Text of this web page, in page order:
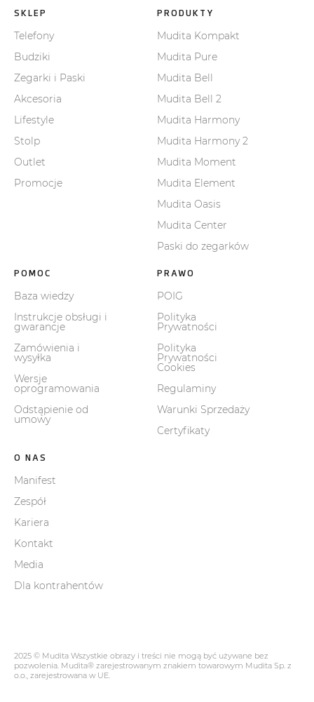
SKLEP
Telefony
Budziki
Zegarki i Paski
Akcesoria
Lifestyle
Stolp
Outlet
Promocje
PRODUKTY
Mudita Kompakt
Mudita Pure
Mudita Bell
Mudita Bell 2
Mudita Harmony
Mudita Harmony 2
Mudita Moment
Mudita Element
Mudita Oasis
Mudita Center
Paski do zegarków
POMOC
Baza wiedzy
Instrukcje obsługi i
gwarancje
Zamówienia i
wysyłka
Wersje
oprogramowania
Odstąpienie od
umowy
PRAWO
POIG
Polityka
Prywatności
Polityka
Prywatności
Cookies
Regulaminy
Warunki Sprzedaży
Certyfikaty
O NAS
Manifest
Zespół
Kariera
Kontakt
Media
Dla kontrahentów
2025 © Mudita Wszystkie obrazy i treści nie mogą być używane bez
pozwolenia. Mudita® zarejestrowanym znakiem towarowym Mudita Sp. z
o.o., zarejestrowana w UE.